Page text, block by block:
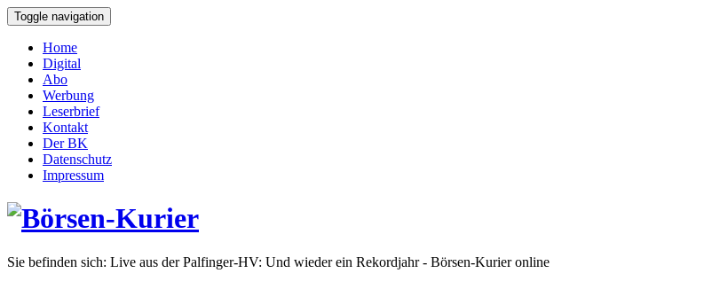
Toggle navigation
Home
Digital
Abo
Werbung
Leserbrief
Kontakt
Der BK
Datenschutz
Impressum
Sie befinden sich: Live aus der Palfinger-HV: Und wieder ein Rekordjahr - Börsen-Kurier online